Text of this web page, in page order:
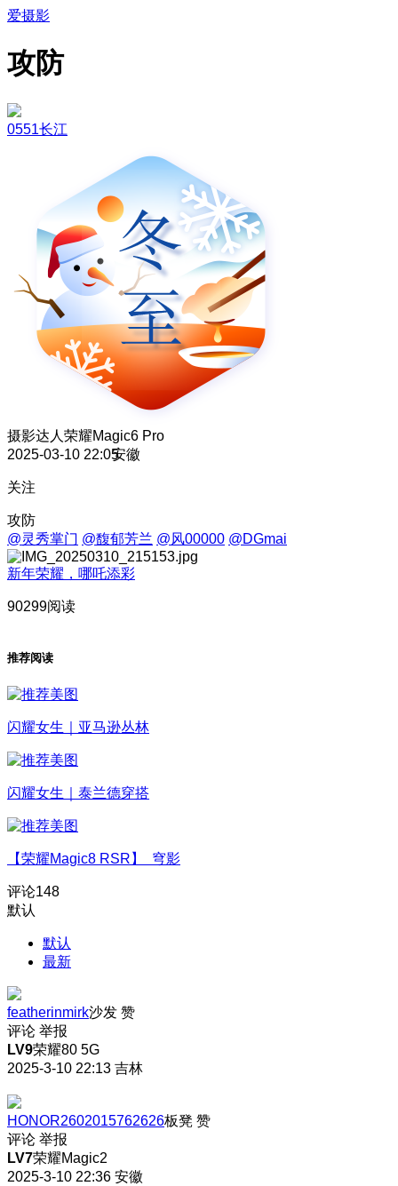
爱摄影
攻防
0551长江
摄影达人 荣耀Magic6 Pro
2025-03-10 22:05安徽
关注
攻防
@灵秀掌门 @馥郁芳兰 @风00000 @DGmai
新年荣耀，哪吒添彩
90299阅读
推荐阅读
闪耀女生｜亚马逊丛林
闪耀女生｜泰兰德穿搭
【荣耀Magic8 RSR】 穹影
评论148
默认
默认
最新
featherinmirk沙发 赞
评论 举报
LV9荣耀80 5G
2025-3-10 22:13 吉林
HONOR2602015762626板凳 赞
评论 举报
LV7荣耀Magic2
2025-3-10 22:36 安徽